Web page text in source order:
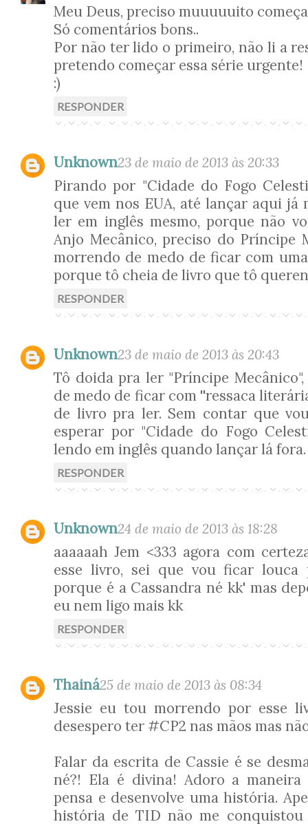
Meu Deus, preciso muuuuuito
Só comentários bons..
Por não ter lido o primeiro, não li a
pretendo começar essa série urgente!
:)
RESPONDER
Unknown23 de maio de 2013 às 20:33
Pirando por "Cidade do Fogo
que vem nos EUA, até lançar aqui
ler em inglês mesmo, porque não
Anjo Mecânico, preciso do Príncipe
morrendo de medo de ficar com
porque tô cheia de livro que tô
RESPONDER
Unknown23 de maio de 2013 às 20:43
Tô doida pra ler "Príncipe
de medo de ficar com ''ressaca
de livro pra ler. Sem contar que
esperar por "Cidade do Fogo
lendo em inglês quando lançar lá fora.
RESPONDER
Unknown24 de maio de 2013 às 18:28
aaaaaah Jem <333 agora com
esse livro, sei que vou ficar louca
porque é a Cassandra né kk' mas
eu nem ligo mais kk
RESPONDER
Thainá25 de maio de 2013 às 08:34
Jessie eu tou morrendo por esse
desespero ter #CP2 nas mãos mas
Falar da escrita de Cassie é se
né?! Ela é divina! Adoro a
pensa e desenvolve uma história.
história de TID não me